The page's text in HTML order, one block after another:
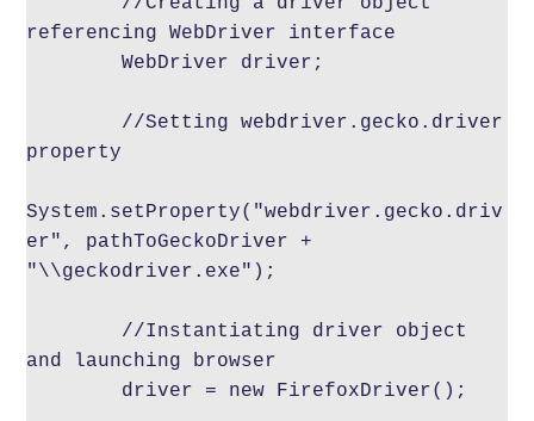
referencing WebDriver interface
WebDriver driver;
//Setting webdriver.gecko.driver
property
System.setProperty("webdriver.gecko.driv
er", pathToGeckoDriver +
"\\geckodriver.exe");
//Instantiating driver object
and launching browser
driver = new FirefoxDriver();